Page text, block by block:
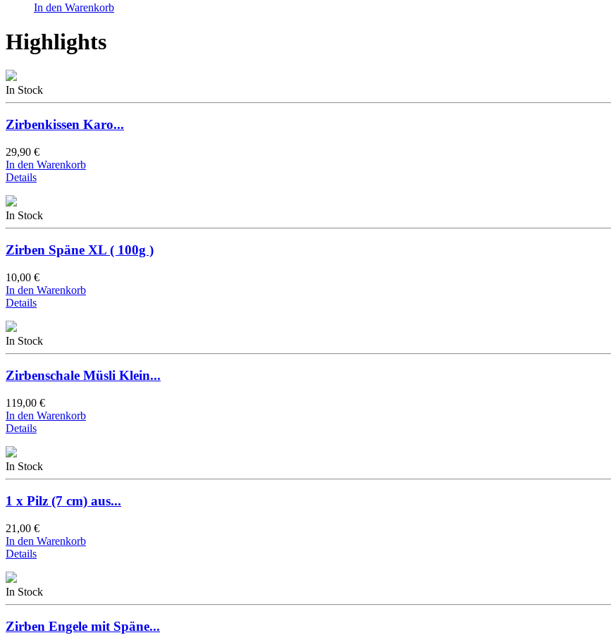
In den Warenkorb
Highlights
In Stock
Zirbenkissen Karo...
29,90 €
In den Warenkorb
Details
In Stock
Zirben Späne XL ( 100g )
10,00 €
In den Warenkorb
Details
In Stock
Zirbenschale Müsli Klein...
119,00 €
In den Warenkorb
Details
In Stock
1 x Pilz (7 cm) aus...
21,00 €
In den Warenkorb
Details
In Stock
Zirben Engele mit Späne...